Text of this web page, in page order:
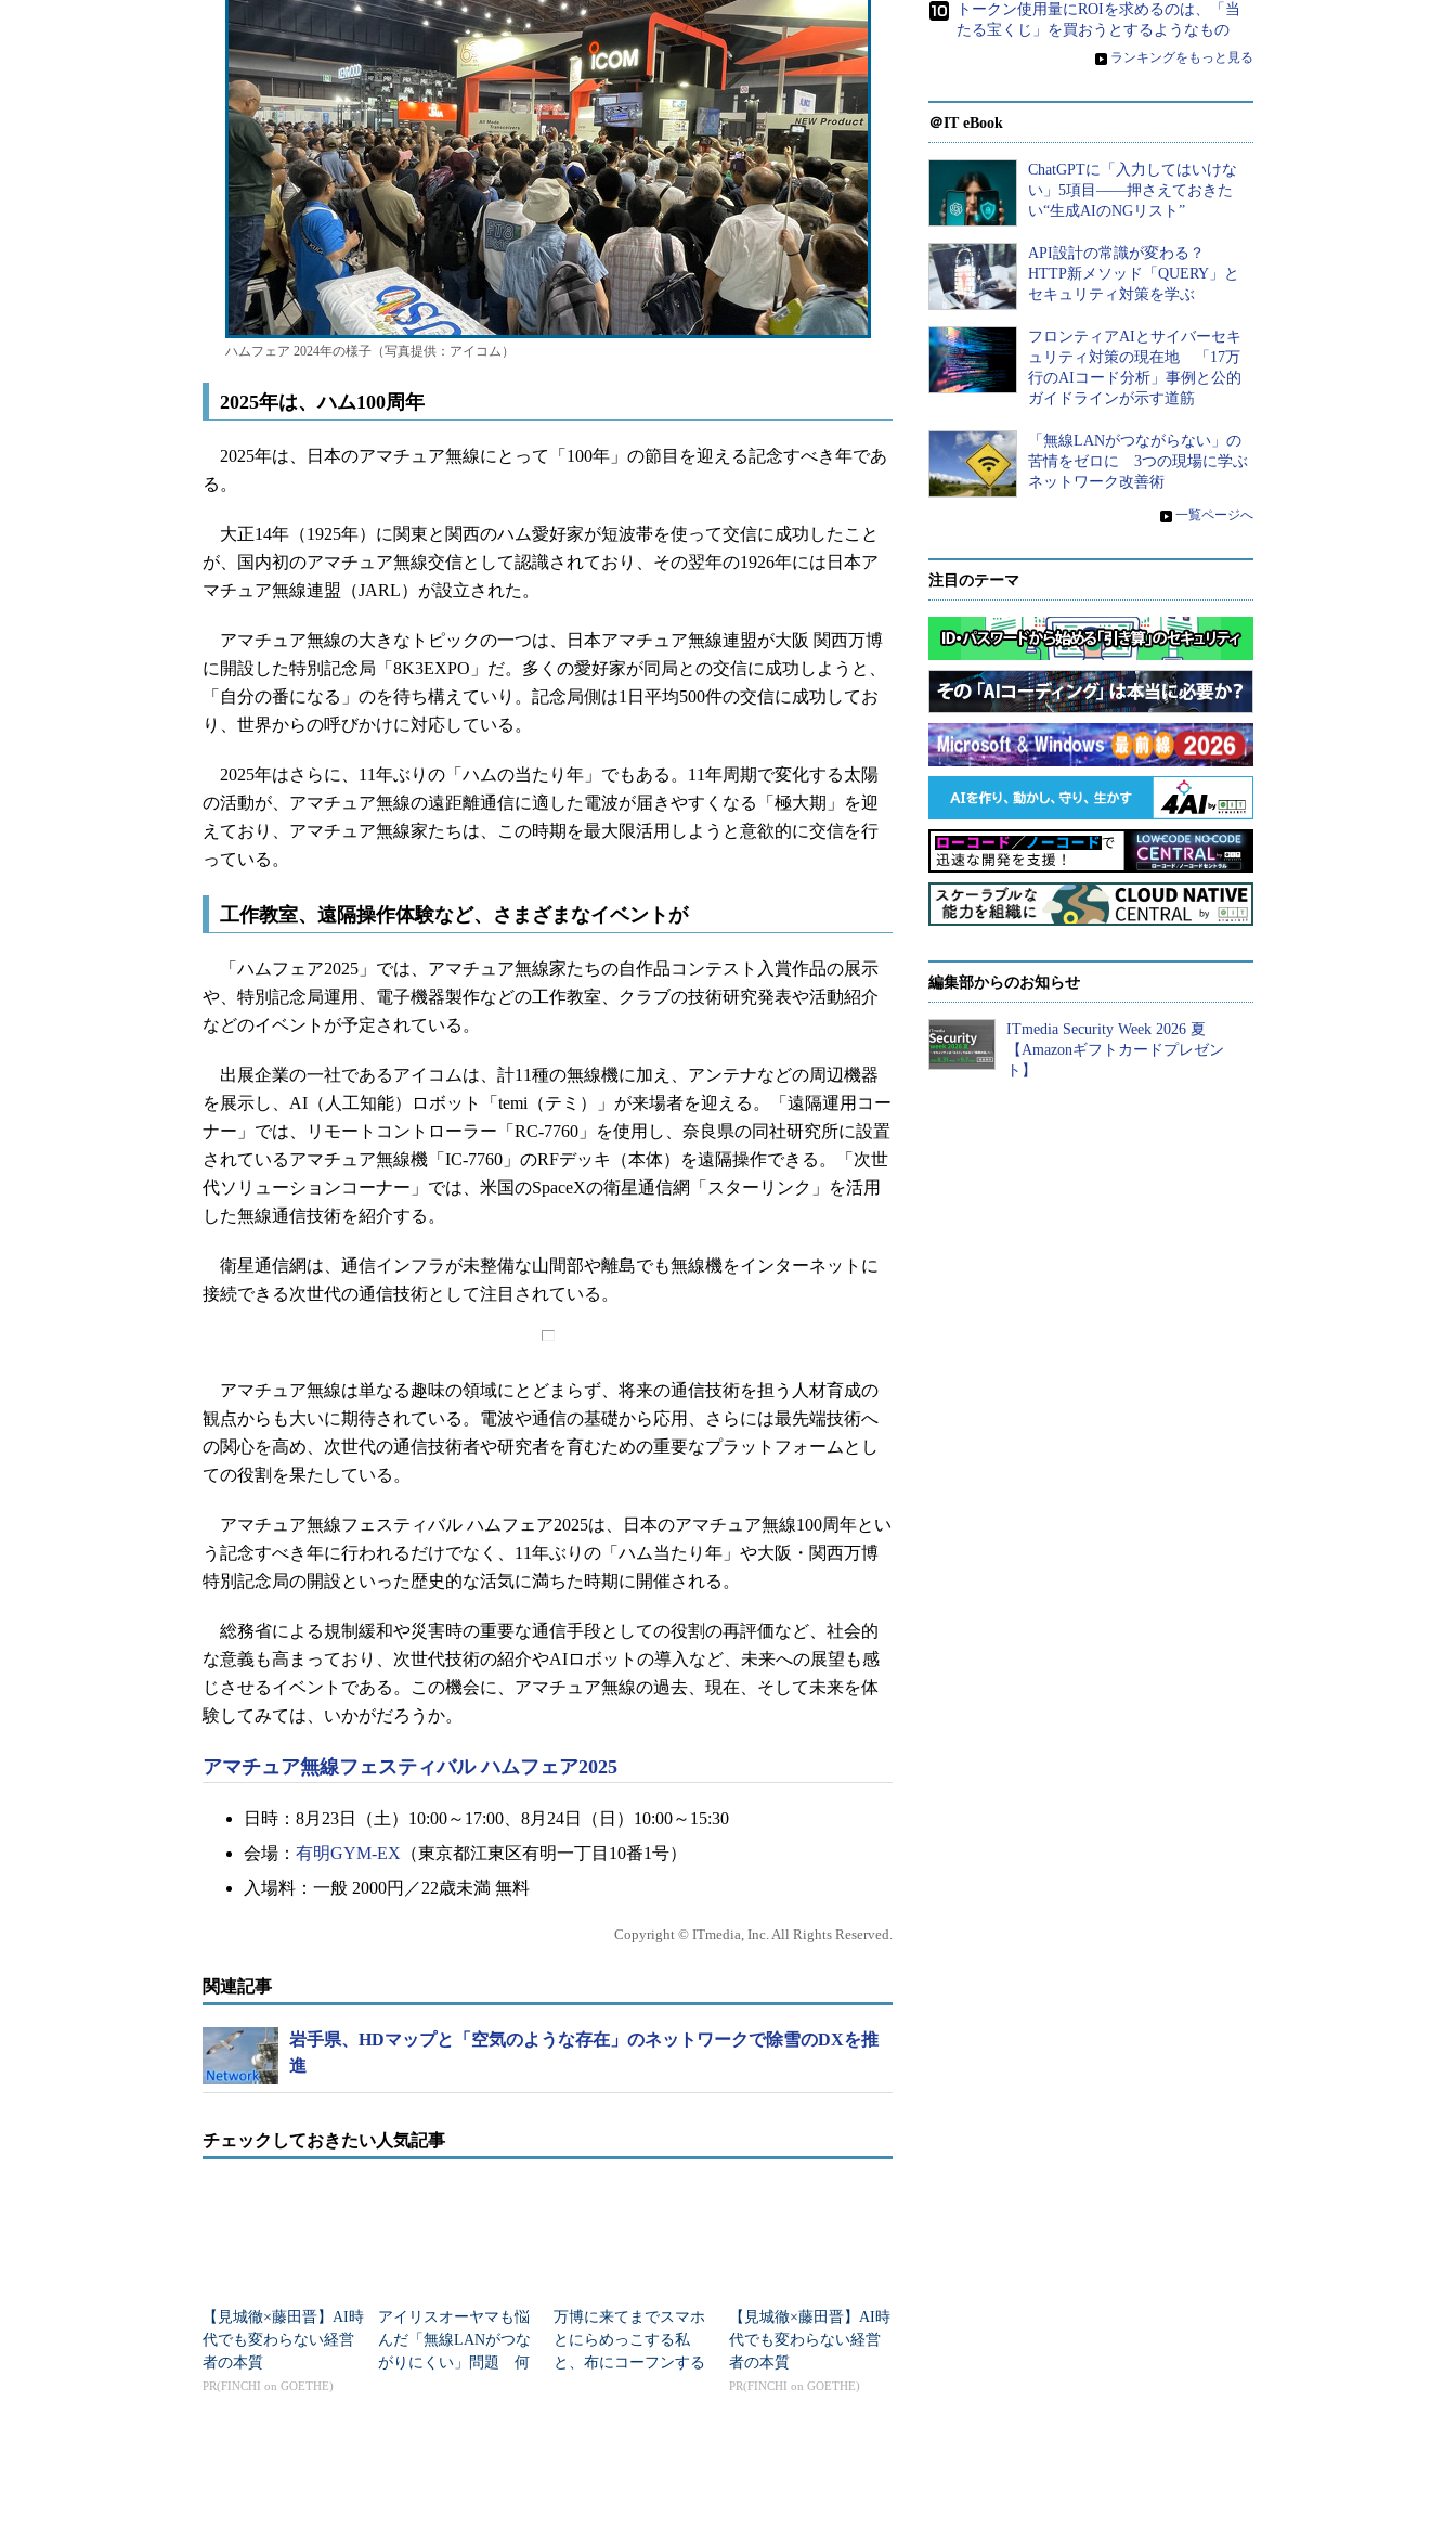
ハムフェア 2024年の様子（写真提供：アイコム）
2025年は、ハム100周年
2025年は、日本のアマチュア無線にとって「100年」の節目を迎える記念すべき年であ
る。
大正14年（1925年）に関東と関西のハム愛好家が短波帯を使って交信に成功したこと
が、国内初のアマチュア無線交信として認識されており、その翌年の1926年には日本ア
マチュア無線連盟（JARL）が設立された。
アマチュア無線の大きなトピックの一つは、日本アマチュア無線連盟が大阪 関西万博
に開設した特別記念局「8K3EXPO」だ。多くの愛好家が同局との交信に成功しようと、
「自分の番になる」のを待ち構えていり。記念局側は1日平均500件の交信に成功してお
り、世界からの呼びかけに対応している。
2025年はさらに、11年ぶりの「ハムの当たり年」でもある。11年周期で変化する太陽
の活動が、アマチュア無線の遠距離通信に適した電波が届きやすくなる「極大期」を迎
えており、アマチュア無線家たちは、この時期を最大限活用しようと意欲的に交信を行
っている。
工作教室、遠隔操作体験など、さまざまなイベントが
「ハムフェア2025」では、アマチュア無線家たちの自作品コンテスト入賞作品の展示
や、特別記念局運用、電子機器製作などの工作教室、クラブの技術研究発表や活動紹介
などのイベントが予定されている。
出展企業の一社であるアイコムは、計11種の無線機に加え、アンテナなどの周辺機器
を展示し、AI（人工知能）ロボット「temi（テミ）」が来場者を迎える。「遠隔運用コー
ナー」では、リモートコントローラー「RC-7760」を使用し、奈良県の同社研究所に設置
されているアマチュア無線機「IC-7760」のRFデッキ（本体）を遠隔操作できる。「次世
代ソリューションコーナー」では、米国のSpaceXの衛星通信網「スターリンク」を活用
した無線通信技術を紹介する。
衛星通信網は、通信インフラが未整備な山間部や離島でも無線機をインターネットに
接続できる次世代の通信技術として注目されている。
アマチュア無線は単なる趣味の領域にとどまらず、将来の通信技術を担う人材育成の
観点からも大いに期待されている。電波や通信の基礎から応用、さらには最先端技術へ
の関心を高め、次世代の通信技術者や研究者を育むための重要なプラットフォームとし
ての役割を果たしている。
アマチュア無線フェスティバル ハムフェア2025は、日本のアマチュア無線100周年とい
う記念すべき年に行われるだけでなく、11年ぶりの「ハム当たり年」や大阪・関西万博
特別記念局の開設といった歴史的な活気に満ちた時期に開催される。
総務省による規制緩和や災害時の重要な通信手段としての役割の再評価など、社会的
な意義も高まっており、次世代技術の紹介やAIロボットの導入など、未来への展望も感
じさせるイベントである。この機会に、アマチュア無線の過去、現在、そして未来を体
験してみては、いかがだろうか。
アマチュア無線フェスティバル ハムフェア2025
日時：8月23日（土）10:00～17:00、8月24日（日）10:00～15:30
会場： 有明GYM-EX （東京都江東区有明一丁目10番1号）
入場料：一般 2000円／22歳未満 無料
Copyright © ITmedia, Inc. All Rights Reserved.
関連記事
岩手県、HDマップと「空気のような存在」のネットワークで除雪のDXを推
進
チェックしておきたい人気記事
【見城徹×藤田晋】AI時
代でも変わらない経営
者の本質
PR(FINCHI on GOETHE)
アイリスオーヤマも悩
んだ「無線LANがつな
がりにくい」問題 何
万博に来てまでスマホ
とにらめっこする私
と、布にコーフンする
【見城徹×藤田晋】AI時
代でも変わらない経営
者の本質
PR(FINCHI on GOETHE)
トークン使用量にROIを求めるのは、「当
たる宝くじ」を買おうとするようなもの
» ランキングをもっと見る
＠IT eBook
ChatGPTに「入力してはいけな
い」5項目――押さえておきた
い“生成AIのNGリスト”
API設計の常識が変わる？
HTTP新メソッド「QUERY」と
セキュリティ対策を学ぶ
フロンティアAIとサイバーセキ
ュリティ対策の現在地 「17万
行のAIコード分析」事例と公的
ガイドラインが示す道筋
「無線LANがつながらない」の
苦情をゼロに 3つの現場に学ぶ
ネットワーク改善術
» 一覧ページへ
注目のテーマ
編集部からのお知らせ
ITmedia Security Week 2026 夏
【Amazonギフトカードプレゼン
ト】